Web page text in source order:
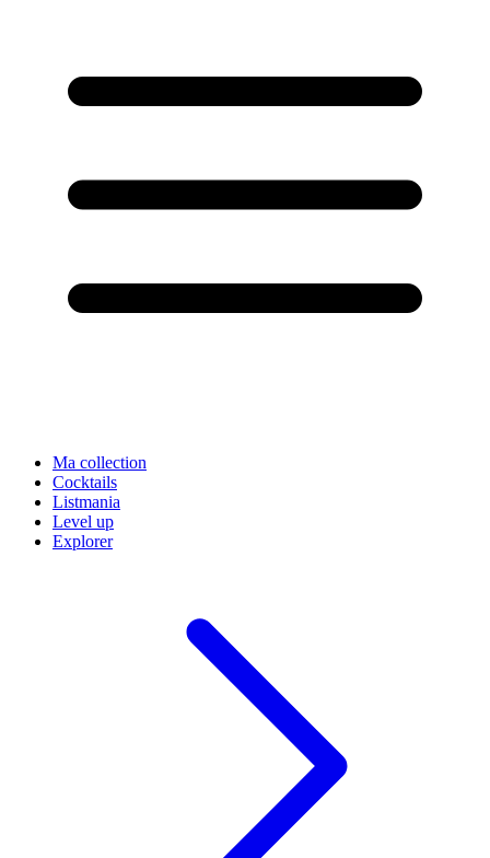
Ma collection
Cocktails
Listmania
Level up
Explorer